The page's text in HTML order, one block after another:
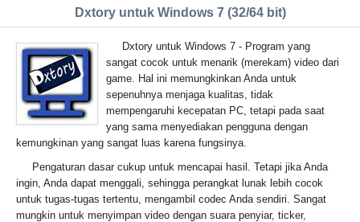
Dxtory untuk Windows 7 (32/64 bit)
Dxtory untuk Windows 7 - Program yang
sangat cocok untuk menarik (merekam) video dari
game. Hal ini memungkinkan Anda untuk
sepenuhnya menjaga kualitas, tidak
mempengaruhi kecepatan PC, tetapi pada saat
yang sama menyediakan pengguna dengan
kemungkinan yang sangat luas karena fungsinya.
Pengaturan dasar cukup untuk mencapai hasil. Tetapi jika Anda
ingin, Anda dapat menggali, sehingga perangkat lunak lebih cocok
untuk tugas-tugas tertentu, mengambil codec Anda sendiri. Sangat
mungkin untuk menyimpan video dengan suara penyiar, ticker,